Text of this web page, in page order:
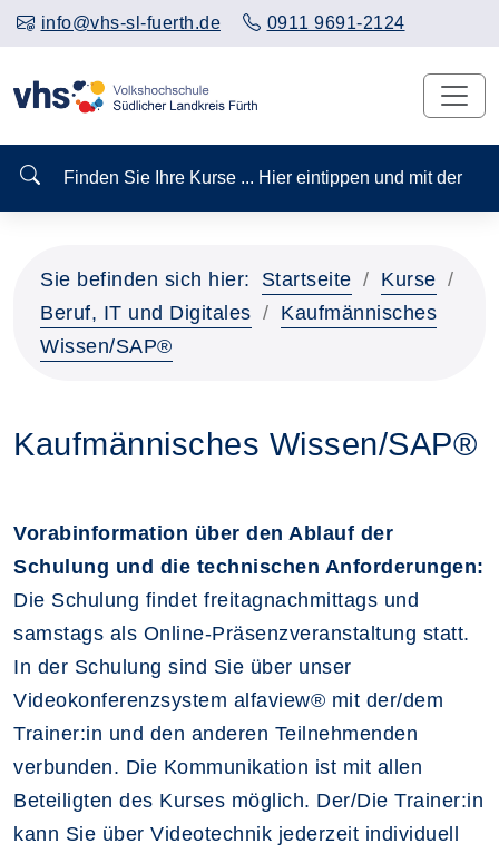
info@vhs-sl-fuerth.de 0911 9691-2124
Finden Sie Ihre Kurse ... Hier eintippen und mit
Sie befinden sich hier: Startseite
Kurse
Beruf, IT und Digitales
Kaufmännisches
Wissen/SAP®
Kaufmännisches Wissen/SAP®
Vorabinformation über den Ablauf der
Schulung und die technischen Anforderungen:
Die Schulung findet freitagnachmittags und
samstags als Online-Präsenzveranstaltung statt.
In der Schulung sind Sie über unser
Videokonferenzsystem alfaview® mit der/dem
Trainer:in und den anderen Teilnehmenden
verbunden. Die Kommunikation ist mit allen
Beteiligten des Kurses möglich. Der/Die Trainer:in
kann Sie über Videotechnik jederzeit individuell